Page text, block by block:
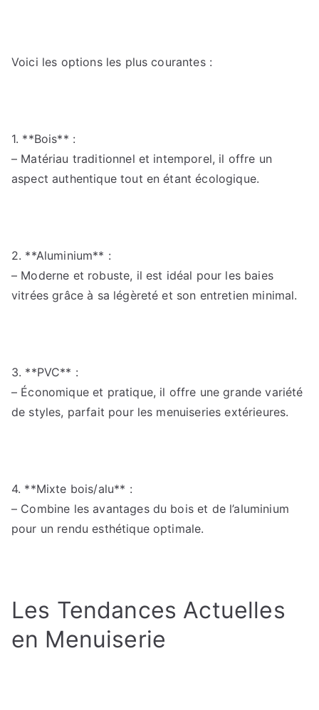
Voici les options les plus courantes :
1. **Bois** :
– Matériau traditionnel et intemporel, il offre un
aspect authentique tout en étant écologique.
2. **Aluminium** :
– Moderne et robuste, il est idéal pour les baies
vitrées grâce à sa légèreté et son entretien minimal.
3. **PVC** :
– Économique et pratique, il offre une grande variété
de styles, parfait pour les menuiseries extérieures.
4. **Mixte bois/alu** :
– Combine les avantages du bois et de l’aluminium
pour un rendu esthétique optimale.
Les Tendances Actuelles
en Menuiserie